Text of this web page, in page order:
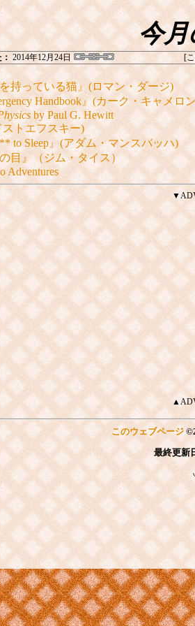
今
2014年12月24日 [
持っている猫』(ロマン・ダージ)
Handbook』(カーク・キャメ
by Paul G. Hewitt
トエフスキー)
to Sleep』(アダム・マンスバッハ)
目』（ジム・タイス）
Adventures
このウェブページ©
最終更新